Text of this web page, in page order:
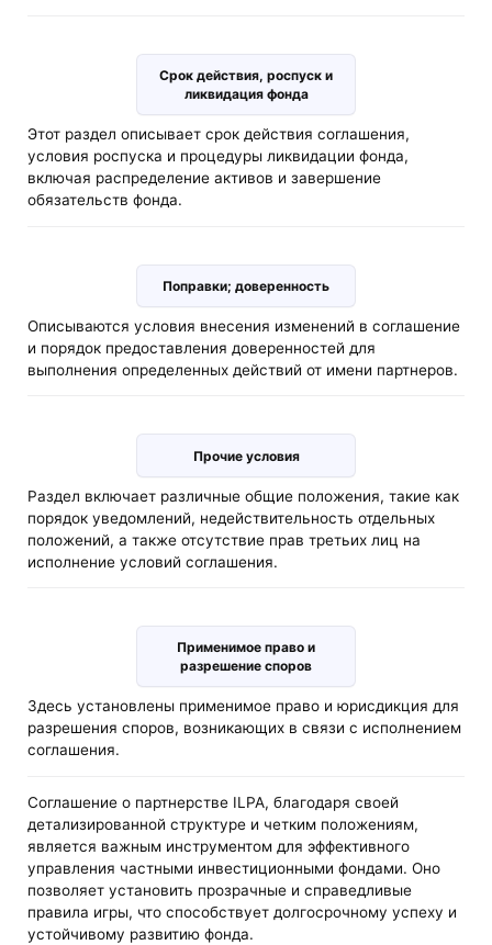
Срок действия, роспуск и
ликвидация фонда
Этот раздел описывает срок действия соглашения,
условия роспуска и процедуры ликвидации фонда,
включая распределение активов и завершение
обязательств фонда.
Поправки; доверенность
Описываются условия внесения изменений в соглашение
и порядок предоставления доверенностей для
выполнения определенных действий от имени партнеров.
Прочие условия
Раздел включает различные общие положения, такие как
порядок уведомлений, недействительность отдельных
положений, а также отсутствие прав третьих лиц на
исполнение условий соглашения.
Применимое право и
разрешение споров
Здесь установлены применимое право и юрисдикция для
разрешения споров, возникающих в связи с исполнением
соглашения.
Соглашение о партнерстве ILPA, благодаря своей
детализированной структуре и четким положениям,
является важным инструментом для эффективного
управления частными инвестиционными фондами. Оно
позволяет установить прозрачные и справедливые
правила игры, что способствует долгосрочному успеху и
устойчивому развитию фонда.